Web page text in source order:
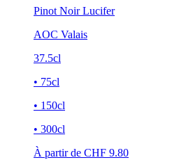
Pinot Noir Lucifer
AOC Valais
37.5cl
• 75cl
• 150cl
• 300cl
À partir de CHF 9.80